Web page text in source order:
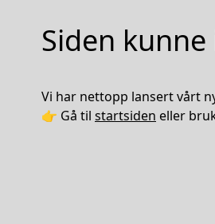
Siden
Vi har nettopp lansert vårt
👉 Gå til startsiden eller